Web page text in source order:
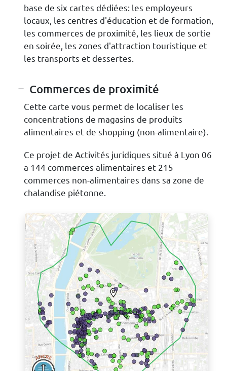
base de six cartes dédiées: les employeurs
locaux, les centres d'éducation et de formation,
les commerces de proximité, les lieux de sortie
en soirée, les zones d'attraction touristique et
les transports et dessertes.
Commerces de proximité
Cette carte vous permet de localiser les
concentrations de magasins de produits
alimentaires et de shopping (non-alimentaire).
Ce projet de Activités juridiques situé à Lyon 06
a 144 commerces alimentaires et 215
commerces non-alimentaires dans sa zone de
chalandise piétonne.